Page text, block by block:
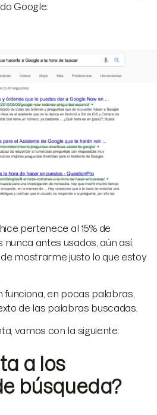
Google:
pertenece al 15% de
antes usados, aún así,
mostrarme justo lo que estoy
funciona, en pocas palabras,
de las palabras buscadas.
vamos con la siguiente:
a los
búsqueda?